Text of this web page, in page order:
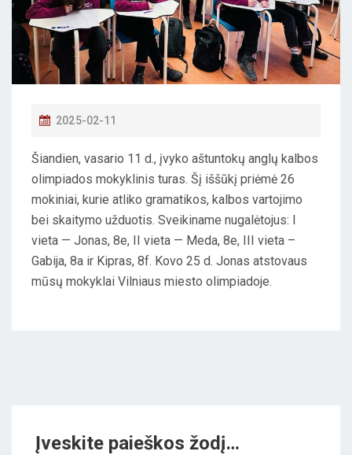
P
S
T
E
2025-02-11
Šiandien, vasario 11 d., įvyko aštuntokų anglų kalbos
olimpiados mokyklinis turas. Šį iššūkį priėmė 26
mokiniai, kurie atliko gramatikos, kalbos vartojimo
bei skaitymo užduotis. Sveikiname nugalėtojus: I
vieta — Jonas, 8e, II vieta — Meda, 8e, III vieta –
Gabija, 8a ir Kipras, 8f. Kovo 25 d. Jonas atstovaus
mūsų mokyklai Vilniaus miesto olimpiadoje.
Įveskite paieškos žodį…